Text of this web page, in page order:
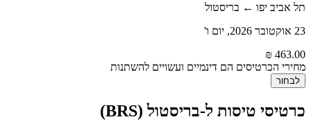
תל אביב יפו ← בריסטול
23 אוקטובר 2026, יום ו'
מחירי הכרטיסים הם דינמיים ועשויים להשתנות
לבחור
כרטיסי טיסות ל-בריסטול (BRS)